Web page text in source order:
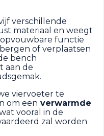
verschillende
materiaal en weegt
opvouwbare functie
of verplaatsen
bench
aan de
viervoeter te
om een verwarmde
vooral in de
zal worden